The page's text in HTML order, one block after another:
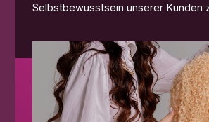
Selbstbewusstsein unserer Kunden